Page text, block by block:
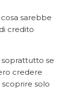
sarebbe
credito
se
credere
solo